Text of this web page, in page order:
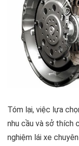
Tóm lại, việc lựa
nhu cầu và sở thích
nghiệm lái xe